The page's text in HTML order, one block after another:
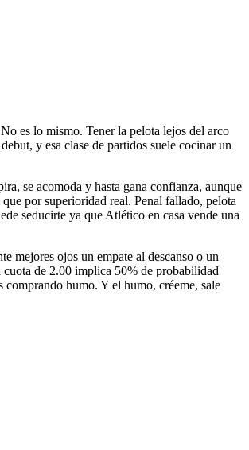
es lo mismo. Tener la pelota lejos del arco
y esa clase de partidos suele cocinar un
se acomoda y hasta gana confianza, aunque
por superioridad real. Penal fallado, pelota
seducirte ya que Atlético en casa vende una
mejores ojos un empate al descanso o un
de 2.00 implica 50% de probabilidad
humo. Y el humo, créeme, sale